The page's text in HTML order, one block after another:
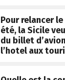
Pour relancer
été, la Sicile
du billet
l’hotel aux